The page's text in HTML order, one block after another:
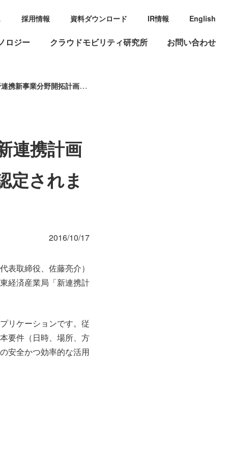
ロジー クラウドモビリティ研究所 お問い合わせ
採用情報 資料ダウンロード IR情報 English
拓計画）」に認定されました
連携計画
定されま
2016/10/17
表取締役、佐藤亮介）
経済産業局「新連携計
リケーションです。従
要件（日時、場所、方
安全かつ効率的な活用